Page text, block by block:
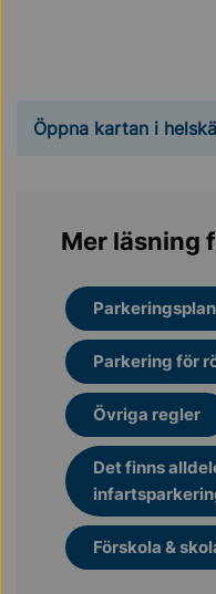
Öppna kartan i
Mer läsning
Parkeringsplan
Parkering för
Övriga regler
Det finns
Förskola &